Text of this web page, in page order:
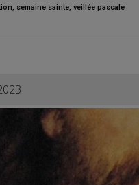
, semaine sainte, veillée pascale